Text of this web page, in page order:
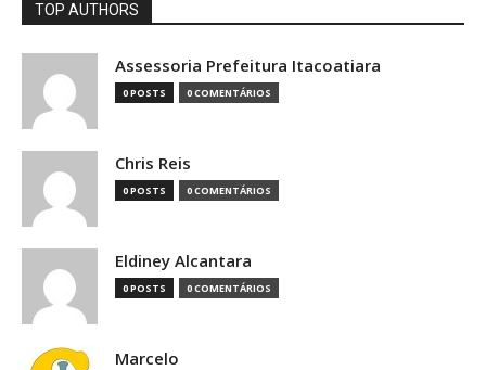
TOP AUTHORS
Assessoria Prefeitura Itacoatiara
0 POSTS 0 COMENTÁRIOS
Chris Reis
0 POSTS 0 COMENTÁRIOS
Eldiney Alcantara
0 POSTS 0 COMENTÁRIOS
Marcelo